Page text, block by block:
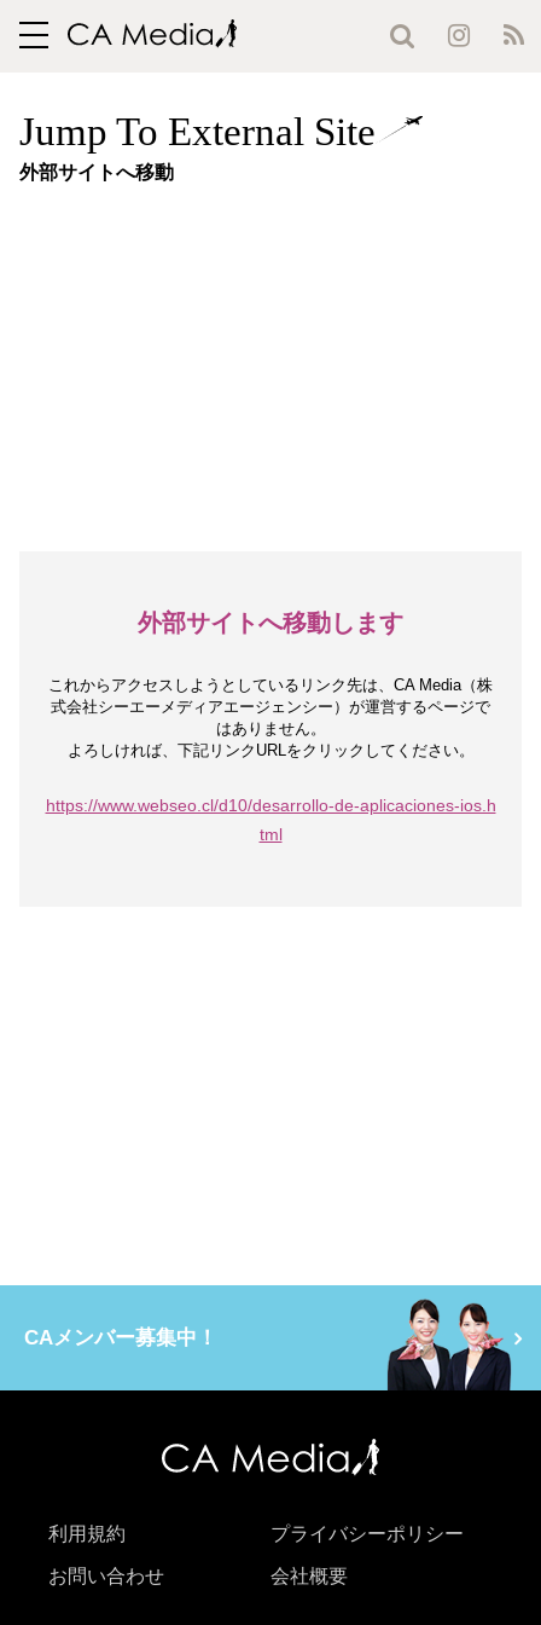
toggle
Jump To External Site
外部サイトへ移動
外部サイトへ移動します
これからアクセスしようとしているリンク先は、 CA Media（株
式会社シーエーメディアエージェンシー）が運営するページで
はありません。
よろしければ、下記リンクURLをクリックしてください。
https://www.webseo.cl/d10/desarrollo-de-aplicaciones-ios.h
tml
CAメンバー募集中！
利用規約 プライバシーポリシー
お問い合わせ 会社概要